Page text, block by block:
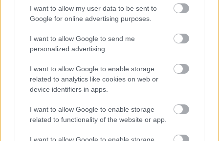
I want to allow my user data to be sent to
Google for online advertising purposes.
I want to allow Google to send me
personalized advertising.
I want to allow Google to enable storage
related to analytics like cookies on web or
device identifiers in apps.
I want to allow Google to enable storage
related to functionality of the website or app.
I want to allow Google to enable storage
Angelina Jolie szeret kísérletezni a világosabb, melegebb
tónusokkal, de sohasem feltűnően